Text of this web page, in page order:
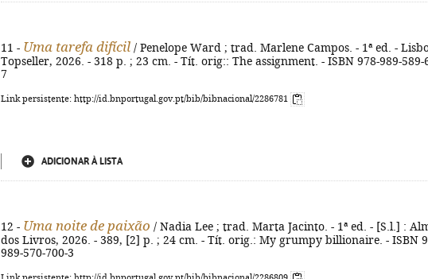
11 - Uma tarefa difícil / Penelope Ward ; trad. Marlene Campos. - 1ª ed. -
Topseller, 2026. - 318 p. ; 23 cm. - Tít. orig:: The assignment. - ISBN 978-989-589-
7
Link persistente: http://id.bnportugal.gov.pt/bib/bibnacional/2286781
ADICIONAR À LISTA
12 - Uma noite de paixão / Nadia Lee ; trad. Marta Jacinto. - 1ª ed. - [S.l.] :
dos Livros, 2026. - 389, [2] p. ; 24 cm. - Tít. orig.: My grumpy billionaire. - ISBN
989-570-700-3